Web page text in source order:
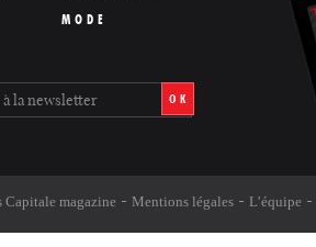
MODE
OK
Capitale magazine Mentions légales L’équipe